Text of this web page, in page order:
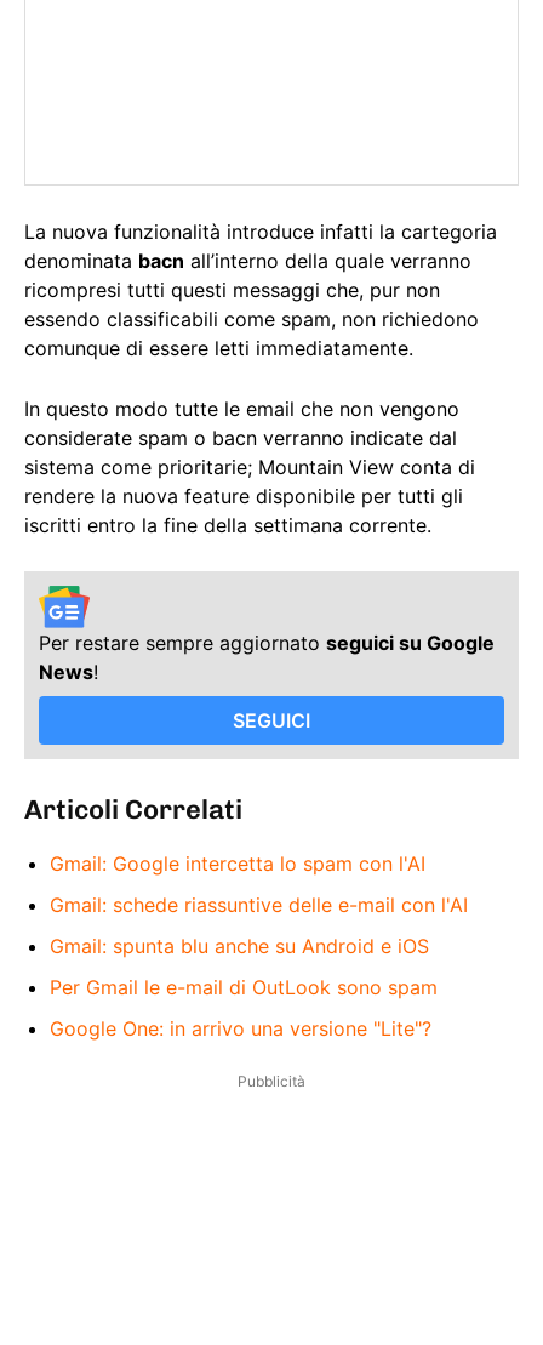
La nuova funzionalità introduce infatti la cartegoria
denominata bacn all’interno della quale verranno
ricompresi tutti questi messaggi che, pur non
essendo classificabili come spam, non richiedono
comunque di essere letti immediatamente.
In questo modo tutte le email che non vengono
considerate spam o bacn verranno indicate dal
sistema come prioritarie; Mountain View conta di
rendere la nuova feature disponibile per tutti gli
iscritti entro la fine della settimana corrente.
Per restare sempre aggiornato seguici su Google
News!
SEGUICI
Articoli Correlati
Gmail: Google intercetta lo spam con l'AI
Gmail: schede riassuntive delle e-mail con l'AI
Gmail: spunta blu anche su Android e iOS
Per Gmail le e-mail di OutLook sono spam
Google One: in arrivo una versione "Lite"?
Pubblicità